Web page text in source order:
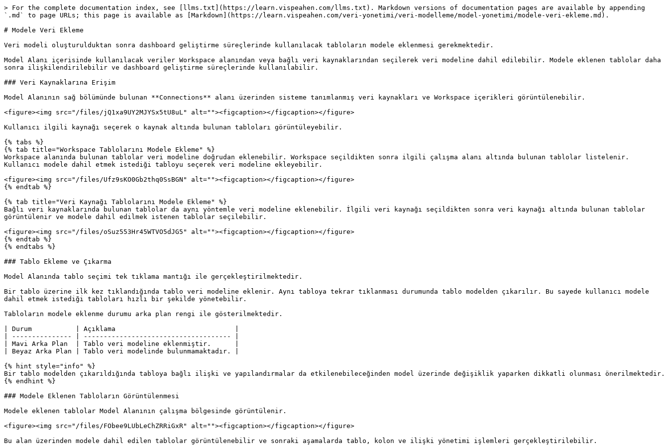
> For the complete documentation index, see [llms.txt](https://learn.vispeahen.com/llms.txt). Markdown versions of documentation pages are available by appending
`.md` to page URLs; this page is available as [Markdown](https://learn.vispeahen.com/veri-yonetimi/veri-modelleme/model-yonetimi/modele-veri-ekleme.md).
# Modele Veri Ekleme
Veri modeli oluşturulduktan sonra dashboard geliştirme süreçlerinde kullanılacak tabloların modele eklenmesi gerekmektedir.
Model Alanı içerisinde kullanılacak veriler Workspace alanından veya bağlı veri kaynaklarından seçilerek veri modeline dahil edilebilir. Modele eklenen tablolar daha
sonra ilişkilendirilebilir ve dashboard geliştirme süreçlerinde kullanılabilir.
### Veri Kaynaklarına Erişim
Model Alanının sağ bölümünde bulunan **Connections** alanı üzerinden sisteme tanımlanmış veri kaynakları ve Workspace içerikleri görüntülenebilir.
<figure><img src="/files/jQ1xa9UY2MJYSx5tU8uL" alt=""><figcaption></figcaption></figure>
Kullanıcı ilgili kaynağı seçerek o kaynak altında bulunan tabloları görüntüleyebilir.
{% tabs %}
{% tab title="Workspace Tablolarını Modele Ekleme" %}
Workspace alanında bulunan tablolar veri modeline doğrudan eklenebilir. Workspace seçildikten sonra ilgili çalışma alanı altında bulunan tablolar listelenir.
Kullanıcı modele dahil etmek istediği tabloyu seçerek veri modeline ekleyebilir.
<figure><img src="/files/Ufz9sKO0Gb2thq0SsBGN" alt=""><figcaption></figcaption></figure>
{% endtab %}
{% tab title="Veri Kaynağı Tablolarını Modele Ekleme" %}
Bağlı veri kaynaklarında bulunan tablolar da aynı yöntemle veri modeline eklenebilir. İlgili veri kaynağı seçildikten sonra veri kaynağı altında bulunan tablolar
görüntülenir ve modele dahil edilmek istenen tablolar seçilebilir.
<figure><img src="/files/oSuz553Hr45WTVO5dJG5" alt=""><figcaption></figcaption></figure>
{% endtab %}
{% endtabs %}
### Tablo Ekleme ve Çıkarma
Model Alanında tablo seçimi tek tıklama mantığı ile gerçekleştirilmektedir.
Bir tablo üzerine ilk kez tıklandığında tablo veri modeline eklenir. Aynı tabloya tekrar tıklanması durumunda tablo modelden çıkarılır. Bu sayede kullanıcı modele
dahil etmek istediği tabloları hızlı bir şekilde yönetebilir.
Tabloların modele eklenme durumu arka plan rengi ile gösterilmektedir.
| Durum           | Açıklama                              |
| --------------- | ------------------------------------- |
| Mavi Arka Plan  | Tablo veri modeline eklenmiştir.      |
| Beyaz Arka Plan | Tablo veri modelinde bulunmamaktadır. |
{% hint style="info" %}
Bir tablo modelden çıkarıldığında tabloya bağlı ilişki ve yapılandırmalar da etkilenebileceğinden model üzerinde değişiklik yaparken dikkatli olunması önerilmektedir.
{% endhint %}
### Modele Eklenen Tabloların Görüntülenmesi
Modele eklenen tablolar Model Alanının çalışma bölgesinde görüntülenir.
<figure><img src="/files/FObee9LUbLeChZRRiGxR" alt=""><figcaption></figcaption></figure>
Bu alan üzerinden modele dahil edilen tablolar görüntülenebilir ve sonraki aşamalarda tablo, kolon ve ilişki yönetimi işlemleri gerçekleştirilebilir.